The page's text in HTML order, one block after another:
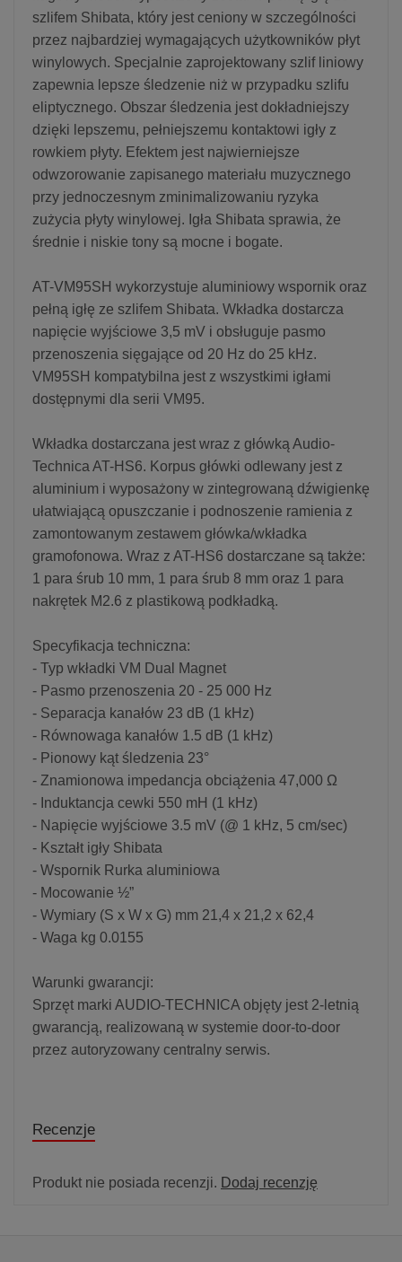
szlifem Shibata, który jest ceniony w szczególności
przez najbardziej wymagających użytkowników płyt
winylowych. Specjalnie zaprojektowany szlif liniowy
zapewnia lepsze śledzenie niż w przypadku szlifu
eliptycznego. Obszar śledzenia jest dokładniejszy
dzięki lepszemu, pełniejszemu kontaktowi igły z
rowkiem płyty. Efektem jest najwierniejsze
odwzorowanie zapisanego materiału muzycznego
przy jednoczesnym zminimalizowaniu ryzyka
zużycia płyty winylowej. Igła Shibata sprawia, że
średnie i niskie tony są mocne i bogate.
AT-VM95SH wykorzystuje aluminiowy wspornik oraz
pełną igłę ze szlifem Shibata. Wkładka dostarcza
napięcie wyjściowe 3,5 mV i obsługuje pasmo
przenoszenia sięgające od 20 Hz do 25 kHz.
VM95SH kompatybilna jest z wszystkimi igłami
dostępnymi dla serii VM95.
Wkładka dostarczana jest wraz z główką Audio-
Technica AT-HS6. Korpus główki odlewany jest z
aluminium i wyposażony w zintegrowaną dźwigienkę
ułatwiającą opuszczanie i podnoszenie ramienia z
zamontowanym zestawem główka/wkładka
gramofonowa. Wraz z AT-HS6 dostarczane są także:
1 para śrub 10 mm, 1 para śrub 8 mm oraz 1 para
nakrętek M2.6 z plastikową podkładką.
Specyfikacja techniczna:
- Typ wkładki VM Dual Magnet
- Pasmo przenoszenia 20 - 25 000 Hz
- Separacja kanałów 23 dB (1 kHz)
- Równowaga kanałów 1.5 dB (1 kHz)
- Pionowy kąt śledzenia 23°
- Znamionowa impedancja obciążenia 47,000 Ω
- Induktancja cewki 550 mH (1 kHz)
- Napięcie wyjściowe 3.5 mV (@ 1 kHz, 5 cm/sec)
- Kształt igły Shibata
- Wspornik Rurka aluminiowa
- Mocowanie ½”
- Wymiary (S x W x G) mm 21,4 x 21,2 x 62,4
- Waga kg 0.0155
Warunki gwarancji:
Sprzęt marki AUDIO-TECHNICA objęty jest 2-letnią
gwarancją, realizowaną w systemie door-to-door
przez autoryzowany centralny serwis.
Recenzje
Produkt nie posiada recenzji. Dodaj recenzję